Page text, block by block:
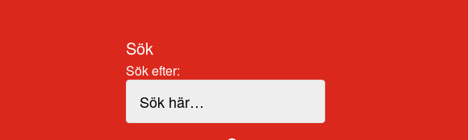
Sök
Sök efter: